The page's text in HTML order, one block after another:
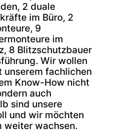
2 duale
im Büro, 2
9
im
8 Blitzschutzbauer
Wir wollen
unserem fachlichen
Know-How nicht
auch
sind unsere
und wir möchten
weiter wachsen.